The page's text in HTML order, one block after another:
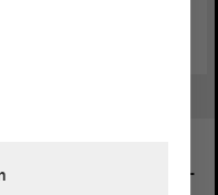
von Sachsen-